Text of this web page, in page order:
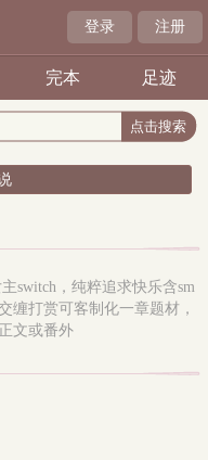
登录 注册
完本 足迹
主switch，纯粹追求快乐含sm
缠打赏可客制化一章题材，
文或番外